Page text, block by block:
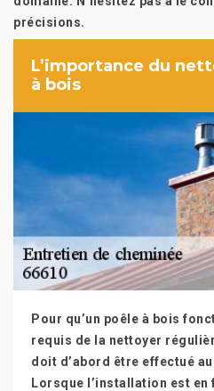
précisions.
L’importance du
à bois
Pour qu’un poêle à bois
requis de la nettoyer
doit d’abord être effectué
Lorsque l’installation est